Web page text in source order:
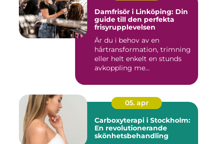
Damfrisör i Linköping: Din
guide till den perfekta
frisyrupplevelsen
Är du i behov av en
hårtransformation, trimning
eller helt enkelt en stunds
avkoppling me...
05. apr
Carboxyterapi i Stockholm:
En revolutionerande
skönhetsbehandling